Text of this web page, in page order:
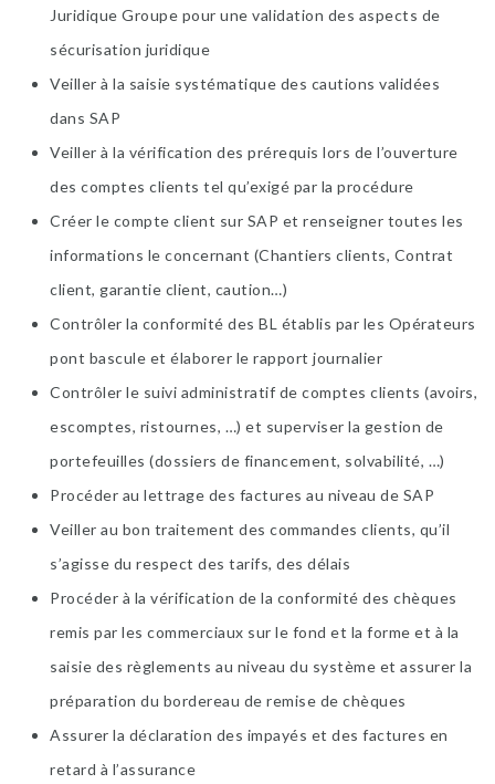
Juridique Groupe pour une validation des aspects de
sécurisation juridique
Veiller à la saisie systématique des cautions validées
dans SAP
Veiller à la vérification des prérequis lors de l’ouverture
des comptes clients tel qu’exigé par la procédure
Créer le compte client sur SAP et renseigner toutes les
informations le concernant (Chantiers clients, Contrat
client, garantie client, caution…)
Contrôler la conformité des BL établis par les Opérateurs
pont bascule et élaborer le rapport journalier
Contrôler le suivi administratif de comptes clients (avoirs,
escomptes, ristournes, …) et superviser la gestion de
portefeuilles (dossiers de financement, solvabilité, …)
Procéder au lettrage des factures au niveau de SAP
Veiller au bon traitement des commandes clients, qu’il
s’agisse du respect des tarifs, des délais
Procéder à la vérification de la conformité des chèques
remis par les commerciaux sur le fond et la forme et à la
saisie des règlements au niveau du système et assurer la
préparation du bordereau de remise de chèques
Assurer la déclaration des impayés et des factures en
retard à l’assurance